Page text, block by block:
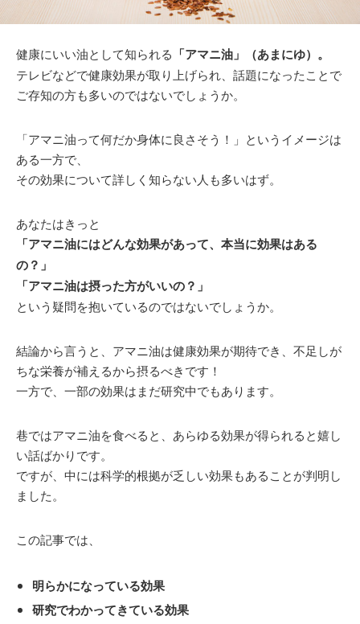
健康にいい油として知られる 「アマニ油」（あまにゆ）。
テレビなどで健康効果が取り上げられ、話題になったことで
ご存知の方も多いのではないでしょうか。
「アマニ油って何だか身体に良さそう！」というイメージは
ある一方で、
その効果について詳しく知らない人も多いはず。
あなたはきっと
「アマニ油にはどんな効果があって、本当に効果はある
の？」
「アマニ油は摂った方がいいの？」
という疑問を抱いているのではないでしょうか。
結論から言うと、アマニ油は健康効果が期待でき、不足しが
ちな栄養が補えるから摂るべきです！
一方で、一部の効果はまだ研究中でもあります。
巷ではアマニ油を食べると、あらゆる効果が得られると嬉し
い話ばかりです。
ですが、中には科学的根拠が乏しい効果もあることが判明し
ました。
この記事では、
明らかになっている効果
研究でわかってきている効果